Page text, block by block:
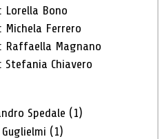
Lorella Bono
Michela Ferrero
Raffaella Magnano
Stefania Chiavero
Spedale (1)
(1)